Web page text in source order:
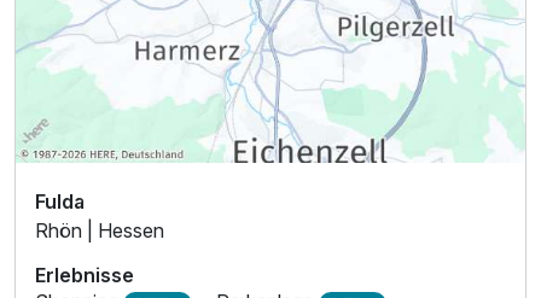
Fulda
Rhön | Hessen
Erlebnisse